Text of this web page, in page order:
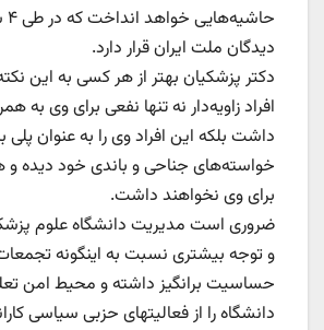
دیدگان ملت ایران قرار دارد.
دکتر پزشکیان بهتر از هر کسی به این
افراد زاویه‌دار نه تنها نفعی برای وی به
داشت بلکه این افراد وی را به عنوان
خواسته‌های جناحی و باندی خود دیده
برای وی نخواهند داشت.
ضروری است مدیریت دانشگاه علوم
و توجه بیشتری نسبت به اینگونه
حساسیت برانگیز داشته و محیط امن
دانشگاه را از فعالیتهای حزبی سیاسی